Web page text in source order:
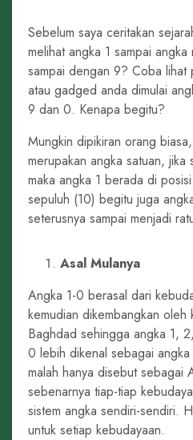
Sebelum saya ceritakan
melihat angka 1 sampai
sampai dengan 9? Coba
atau gadged anda dimulai
9 dan 0. Kenapa begitu?
Mungkin dipikiran orang
merupakan angka satuan,
maka angka 1 berada di
sepuluh (10) begitu juga
seterusnya sampai menjadi
Asal Mulanya
Angka 1-0 berasal dari
kemudian dikembangkan oleh
Baghdad sehingga angka 1,
0 lebih dikenal sebagai
malah hanya disebut sebagai
sebenarnya tiap-tiap
sistem angka sendiri-sendiri.
untuk setiap kebudayaan.